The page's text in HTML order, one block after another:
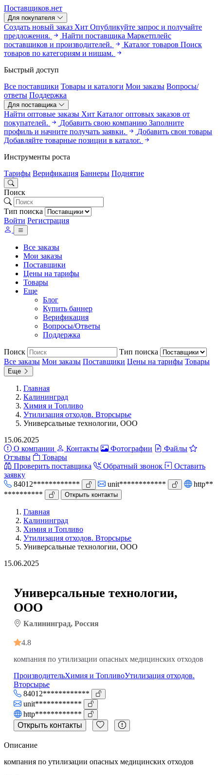
Поставщиков.нет
Для покупателя
Создать новый заказ Хит Опубликуйте запрос и получайте
предложения.
Найти поставщика Маркетплейс
поставщиков и производителей.
Каталог товаров Поиск
товаров по категориям и нишам.
Быстрый доступ
Все поставщики Товары и каталоги Мои заказы Вопросы/
ответы Поддержка
Для поставщика
Найти оптовые заказы Хит Каталог оптовых заказов от
покупателей.
Добавить свою компанию Заполните
профиль и начните получать заявки.
Добавить свои товары
Добавляйте товарные позиции в каталог.
Инструменты роста
Тарифы Верификация Баннеры Поднятие
Поиск
Тип поиска
Войти Регистрация
Все заказы
Мои заказы
Поставщики
Цены на тарифы
Товары
Еще
Блог
Купить баннер
Верификация
Вопросы/Ответы
Поддержка
Поиск
Тип поиска
Все заказы Мои заказы Поставщики Цены на тарифы Товары
Еще
Главная
Калининград
Химия и Топливо
Утилизация отходов. Вторсырье
Универсальные технологии, ООО
15.06.2025
О компании
Контакты Фотографии
Файлы
Отзывы
Товары
Проверить поставщика
Обратный звонок
Оставить
заявку
84012************
unit************
http**
**********
Открыть контакты
Главная
Калининград
Химия и Топливо
Утилизация отходов. Вторсырье
Универсальные технологии, ООО
15.06.2025
Универсальные технологии,
ООО
Калининград, Россия
4.8
компания по утилизации опасных медицинских отходов
ПроизводительХимия и ТопливоУтилизация отходов.
Вторсырье
84012************
unit************
http************
Открыть контакты
Описание
компания по утилизации опасных медицинских отходов